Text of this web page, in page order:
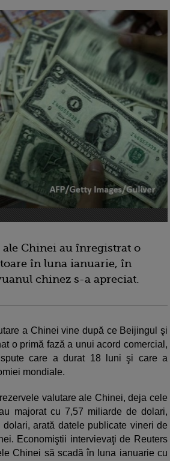
ale Chinei au înregistrat o
în luna ianuarie, în
chinez s-a apreciat.
a Chinei vine după ce Beijingul şi
o primă fază a unui acord comercial,
care a durat 18 luni şi care a
mondiale.
valutare ale Chinei, deja cele
majorat cu 7,57 miliarde de dolari,
arată datele publicate vineri de
Economiştii intervievaţi de Reuters
Chinei să scadă în luna ianuarie cu